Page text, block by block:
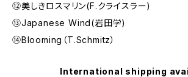
⑫美しきロスマリン(F.クライスラー)
⑬Japanese Wind(岩田学)
⑭Blooming（T.Schmitz）
International shipping